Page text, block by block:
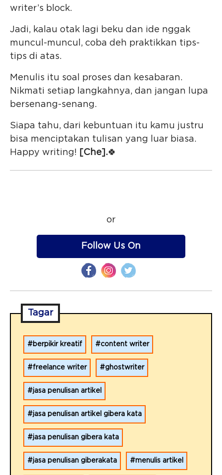
writer’s block.
Jadi, kalau otak lagi beku dan ide nggak
muncul-muncul, coba deh praktikkan tips-
tips di atas.
Menulis itu soal proses dan kesabaran.
Nikmati setiap langkahnya, dan jangan lupa
bersenang-senang.
Siapa tahu, dari kebuntuan itu kamu justru
bisa menciptakan tulisan yang luar biasa.
Happy writing! [Che].🍀
or
Follow Us On
Tagar
berpikir kreatif content writer
freelance writer ghostwriter
jasa penulisan artikel
jasa penulisan artikel gibera kata
jasa penulisan gibera kata
jasa penulisan giberakata menulis artikel